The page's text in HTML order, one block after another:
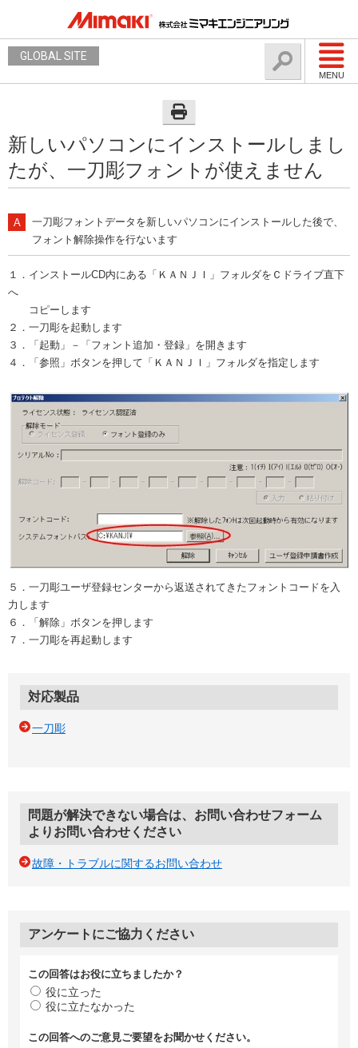
MENU
GLOBAL SITE
新しいパソコンにインストールしまし
たが、一刀彫フォントが使えません
一刀彫フォントデータを新しいパソコンにインストールした後で、
フォント解除操作を行ないます
１．インストールCD内にある「ＫＡＮＪＩ」フォルダをＣドライブ直下
へ
コピーします
２．一刀彫を起動します
３．「起動」－「フォント追加・登録」を開きます
４．「参照」ボタンを押して「ＫＡＮＪＩ」フォルダを指定します
５．一刀彫ユーザ登録センターから返送されてきたフォントコードを入
力します
６．「解除」ボタンを押します
７．一刀彫を再起動します
対応製品
一刀彫
問題が解決できない場合は、お問い合わせフォーム
よりお問い合わせください
故障・トラブルに関するお問い合わせ
アンケートにご協力ください
この回答はお役に立ちましたか？
役に立った
役に立たなかった
この回答へのご意見ご要望をお聞かせください。